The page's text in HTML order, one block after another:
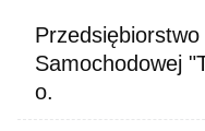
Samochodowej
o.